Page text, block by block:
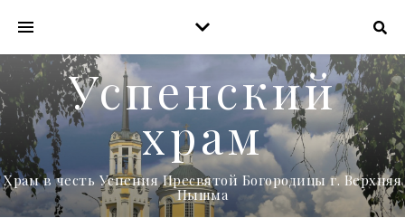
Успенский
храм
Храм в честь Успения Пресвятой Богородицы г. Верхняя
Пышма